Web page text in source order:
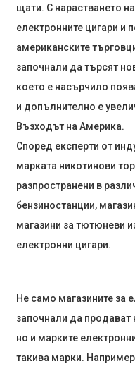
щати. С нарастването
електронните цигари и
американските
започнали да търсят
което е насърчило
и допълнително е
Възходът на Америка.
Според експерти от
марката никотинови
разпространени в
бензиностанции,
магазини за тютюневи
електронни цигари.
Не само магазините за
започнали да продават
но и марките
такива марки.